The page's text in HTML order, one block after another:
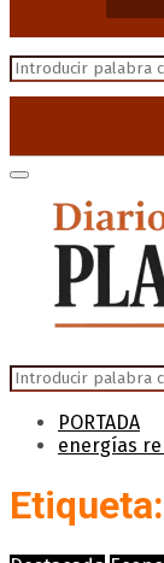
Search
Primary
Menu
Search
for:
PORTADA
energías